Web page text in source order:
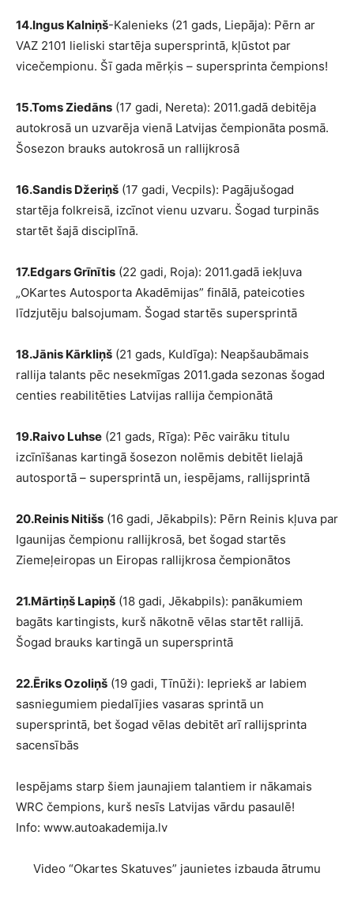
14.Ingus Kalniņš-Kalenieks (21 gads, Liepāja): Pērn ar
VAZ 2101 lieliski startēja supersprintā, kļūstot par
vicečempionu. Šī gada mērķis – supersprinta čempions!
15.Toms Ziedāns (17 gadi, Nereta): 2011.gadā debitēja
autokrosā un uzvarēja vienā Latvijas čempionāta posmā.
Šosezon brauks autokrosā un rallijkrosā
16.Sandis Džeriņš (17 gadi, Vecpils): Pagājušogad
startēja folkreisā, izcīnot vienu uzvaru. Šogad turpinās
startēt šajā disciplīnā.
17.Edgars Grīnītis (22 gadi, Roja): 2011.gadā iekļuva
„OKartes Autosporta Akadēmijas” finālā, pateicoties
līdzjutēju balsojumam. Šogad startēs supersprintā
18.Jānis Kārkliņš (21 gads, Kuldīga): Neapšaubāmais
rallija talants pēc nesekmīgas 2011.gada sezonas šogad
centies reabilitēties Latvijas rallija čempionātā
19.Raivo Luhse (21 gads, Rīga): Pēc vairāku titulu
izcīnīšanas kartingā šosezon nolēmis debitēt lielajā
autosportā – supersprintā un, iespējams, rallijsprintā
20.Reinis Nitišs (16 gadi, Jēkabpils): Pērn Reinis kļuva par
Igaunijas čempionu rallijkrosā, bet šogad startēs
Ziemeļeiropas un Eiropas rallijkrosa čempionātos
21.Mārtiņš Lapiņš (18 gadi, Jēkabpils): panākumiem
bagāts kartingists, kurš nākotnē vēlas startēt rallijā.
Šogad brauks kartingā un supersprintā
22.Ēriks Ozoliņš (19 gadi, Tīnūži): Iepriekš ar labiem
sasniegumiem piedalījies vasaras sprintā un
supersprintā, bet šogad vēlas debitēt arī rallijsprinta
sacensībās
Iespējams starp šiem jaunajiem talantiem ir nākamais
WRC čempions, kurš nesīs Latvijas vārdu pasaulē!
Info: www.autoakademija.lv
Video “Okartes Skatuves” jaunietes izbauda ātrumu